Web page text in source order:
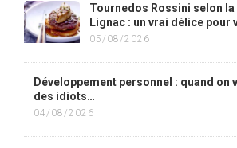
Tournedos Rossini selon la
Lignac : un vrai délice pour
05/08/2026
Développement personnel : quand on
des idiots…
04/08/2026